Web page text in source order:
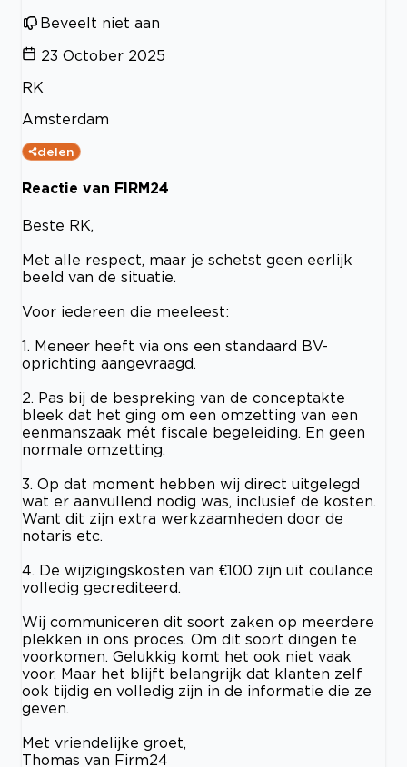
Beveelt niet aan
23 October 2025
RK
Amsterdam
delen
Reactie van FIRM24
Beste RK,
Met alle respect, maar je schetst geen eerlijk
beeld van de situatie.
Voor iedereen die meeleest:
1. Meneer heeft via ons een standaard BV-
oprichting aangevraagd.
2. Pas bij de bespreking van de conceptakte
bleek dat het ging om een omzetting van een
eenmanszaak mét fiscale begeleiding. En geen
normale omzetting.
3. Op dat moment hebben wij direct uitgelegd
wat er aanvullend nodig was, inclusief de kosten.
Want dit zijn extra werkzaamheden door de
notaris etc.
4. De wijzigingskosten van €100 zijn uit coulance
volledig gecrediteerd.
Wij communiceren dit soort zaken op meerdere
plekken in ons proces. Om dit soort dingen te
voorkomen. Gelukkig komt het ook niet vaak
voor. Maar het blijft belangrijk dat klanten zelf
ook tijdig en volledig zijn in de informatie die ze
geven.
Met vriendelijke groet,
Thomas van Firm24